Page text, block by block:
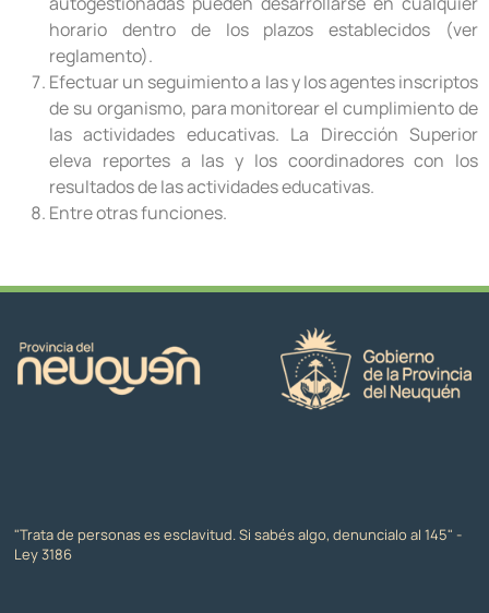
horario dentro de los plazos establecidos (ver
reglamento).
Efectuar un seguimiento a las y los agentes inscriptos
de su organismo, para monitorear el cumplimiento de
las actividades educativas. La Dirección Superior
eleva reportes a las y los coordinadores con los
resultados de las actividades educativas.
Entre otras funciones.
"Trata de personas es esclavitud. Si sabés algo, denuncialo al 145" -
Ley 3186